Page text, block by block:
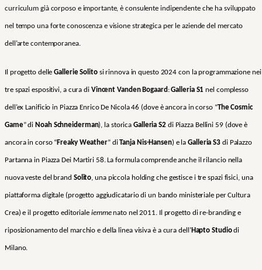
curriculum già corposo e importante, è consulente indipendente che ha sviluppato
nel tempo una forte conoscenza e visione strategica per le aziende del mercato
dell’arte contemporanea.
Il progetto delleGallerie Solitosi rinnova in questo 2024 con la programmazione nei
tre spazi espositivi, a cura di Vincent Vanden Bogaard :Galleria S1nel complesso
dell’ex Lanificio in Piazza Enrico De Nicola 46 (dove è ancora in corso “The Cosmic
Game” di Noah Schneiderman), la storicaGalleria S2di Piazza Bellini 59 (dove è
ancora in corso “Freaky Weather” diTanja Nis-Hansen) e laGalleria S3 di Palazzo
Partanna in Piazza Dei Martiri 58. La formula comprende anche il rilancio nella
nuova veste del brand Solito, una piccola holding che gestisce i tre spazi fisici, una
piattaforma digitale (progetto aggiudicatario di un bando ministeriale per Cultura
Crea) e il progetto editoriale iemmenato nel 2011. Il progetto di re-branding e
riposizionamento del marchio e della linea visiva è a cura dell’Hapto Studiodi
Milano.